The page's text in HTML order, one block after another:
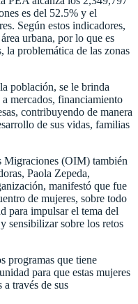
es del 52.5% y el
Según estos indicadores,
urbana, por lo que es
la problemática de las zonas
población, se le brinda
mercados, financiamiento
contribuyendo de manera
de sus vidas, familias
Migraciones (OIM) también
Paola Zepeda,
manifestó que fue
de mujeres, sobre todo
para impulsar el tema del
sensibilizar sobre los retos
programas que tiene
para que estas mujeres
a través de sus